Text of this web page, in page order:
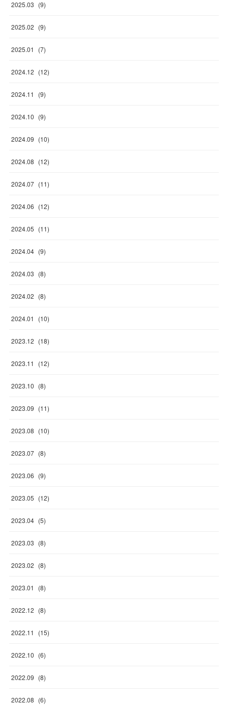
2025.03 (9)
2025.02 (9)
2025.01 (7)
2024.12 (12)
2024.11 (9)
2024.10 (9)
2024.09 (10)
2024.08 (12)
2024.07 (11)
2024.06 (12)
2024.05 (11)
2024.04 (9)
2024.03 (8)
2024.02 (8)
2024.01 (10)
2023.12 (18)
2023.11 (12)
2023.10 (8)
2023.09 (11)
2023.08 (10)
2023.07 (8)
2023.06 (9)
2023.05 (12)
2023.04 (5)
2023.03 (8)
2023.02 (8)
2023.01 (8)
2022.12 (8)
2022.11 (15)
2022.10 (6)
2022.09 (8)
2022.08 (6)